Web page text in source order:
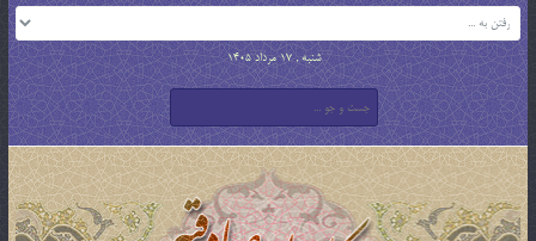
شنبه , 17 مرداد 1405